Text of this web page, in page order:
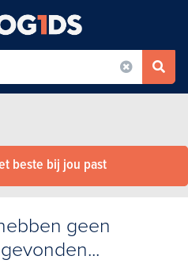
beste bij jou past
geen